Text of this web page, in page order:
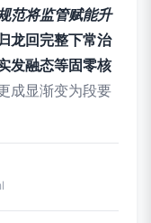
范将监管赋能升
龙回完整下常治
发融态等固零核
成显渐变为段要